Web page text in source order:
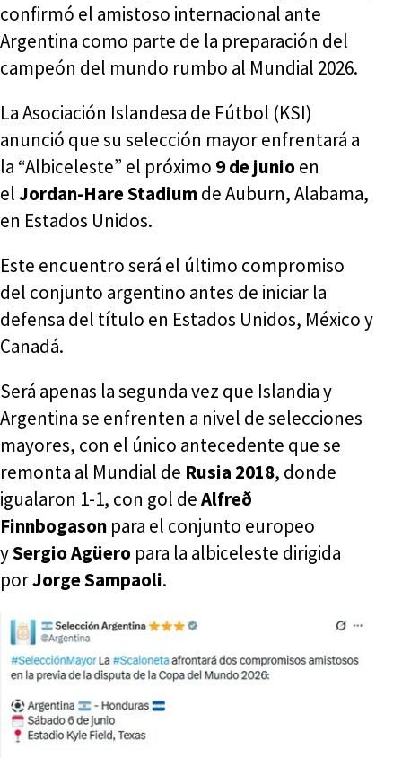
confirmó el amistoso internacional ante
Argentina como parte de la preparación del
campeón del mundo rumbo al Mundial 2026.
La Asociación Islandesa de Fútbol (KSI)
anunció que su selección mayor enfrentará a
la “Albiceleste” el próximo 9 de junioen
elJordan-Hare Stadiumde Auburn, Alabama,
en Estados Unidos.
Este encuentro será el último compromiso
del conjunto argentino antes de iniciar la
defensa del título en Estados Unidos, México y
Canadá.
Será apenas la segunda vez que Islandia y
Argentina se enfrenten a nivel de selecciones
mayores, con el único antecedente que se
remonta al Mundial de Rusia 2018, donde
igualaron 1-1, con gol deAlfreð
Finnbogason para el conjunto europeo
ySergio Agüero para la albiceleste dirigida
porJorge Sampaoli.